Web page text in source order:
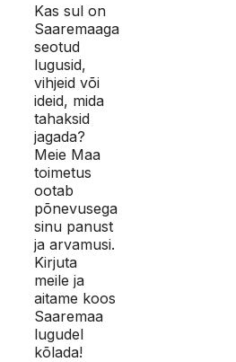
Kas sul on
Saaremaaga
seotud
lugusid,
vihjeid või
ideid, mida
tahaksid
jagada?
Meie Maa
toimetus
ootab
põnevusega
sinu panust
ja arvamusi.
Kirjuta
meile ja
aitame koos
Saaremaa
lugudel
kõlada!